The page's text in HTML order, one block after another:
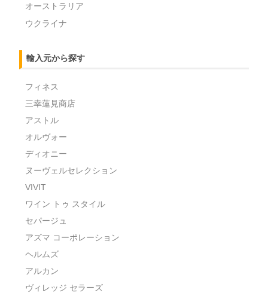
オーストラリア
ウクライナ
輸入元から探す
フィネス
三幸蓮見商店
アストル
オルヴォー
ディオニー
ヌーヴェルセレクション
VIVIT
ワイン トゥ スタイル
セパージュ
アズマ コーポレーション
ヘルムズ
アルカン
ヴィレッジ セラーズ